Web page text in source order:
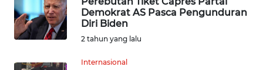
Demokrat AS Pasca Pengunduran
Diri Biden
2 tahun yang lalu
Internasional
RIAU